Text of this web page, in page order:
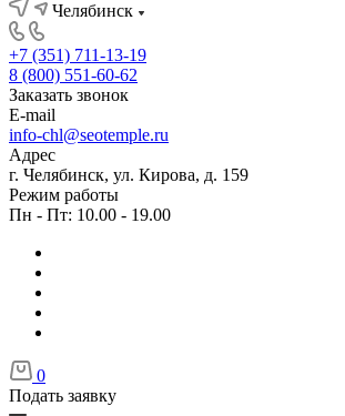
Челябинск
+7 (351) 711-13-19
8 (800) 551-60-62
Заказать звонок
E-mail
info-chl@seotemple.ru
Адрес
г. Челябинск, ул. Кирова, д. 159
Режим работы
Пн - Пт: 10.00 - 19.00
0
Подать заявку